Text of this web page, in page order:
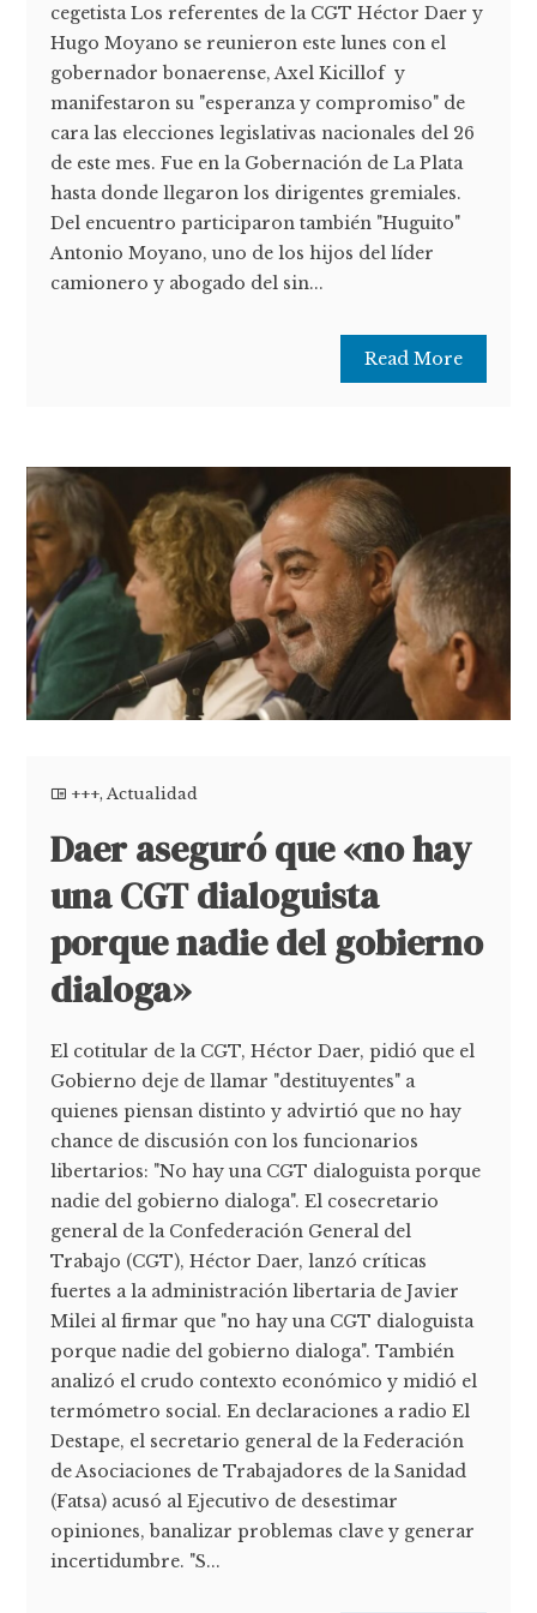
cegetista Los referentes de la CGT Héctor Daer y
Hugo Moyano se reunieron este lunes con el
gobernador bonaerense, Axel Kicillof y
manifestaron su "esperanza y compromiso" de
cara las elecciones legislativas nacionales del 26
de este mes. Fue en la Gobernación de La Plata
hasta donde llegaron los dirigentes gremiales.
Del encuentro participaron también "Huguito"
Antonio Moyano, uno de los hijos del líder
camionero y abogado del sin...
Read More
+++,Actualidad
Daer aseguró que «no hay
una CGT dialoguista
porque nadie del gobierno
dialoga»
El cotitular de la CGT, Héctor Daer, pidió que el
Gobierno deje de llamar "destituyentes" a
quienes piensan distinto y advirtió que no hay
chance de discusión con los funcionarios
libertarios: "No hay una CGT dialoguista porque
nadie del gobierno dialoga". El cosecretario
general de la Confederación General del
Trabajo (CGT), Héctor Daer, lanzó críticas
fuertes a la administración libertaria de Javier
Milei al firmar que "no hay una CGT dialoguista
porque nadie del gobierno dialoga". También
analizó el crudo contexto económico y midió el
termómetro social. En declaraciones a radio El
Destape, el secretario general de la Federación
de Asociaciones de Trabajadores de la Sanidad
(Fatsa) acusó al Ejecutivo de desestimar
opiniones, banalizar problemas clave y generar
incertidumbre. "S...